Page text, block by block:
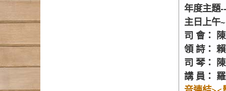
年度主題
主日上午
司 會：
領 詩：
司 琴：
講 員：